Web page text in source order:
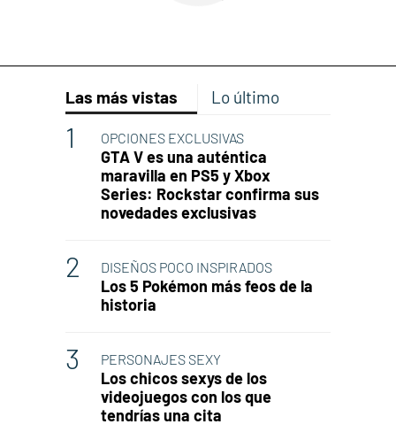
Las más vistas Lo último
OPCIONES EXCLUSIVAS
GTA V es una auténtica
maravilla en PS5 y Xbox
Series: Rockstar confirma sus
novedades exclusivas
DISEÑOS POCO INSPIRADOS
Los 5 Pokémon más feos de la
historia
PERSONAJES SEXY
Los chicos sexys de los
videojuegos con los que
tendrías una cita